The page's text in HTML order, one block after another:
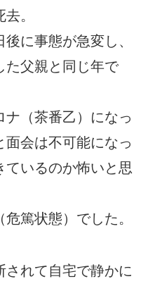
。
に事態が急変し、
た父親と同じ年で
ナ（茶番乙）になっ
会は不可能になっ
ているのか怖いと思
篤状態）でした。
されて自宅で静かに